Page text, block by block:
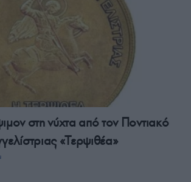
στη νύχτα από τον Ποντιακό
«Τερψιθέα»